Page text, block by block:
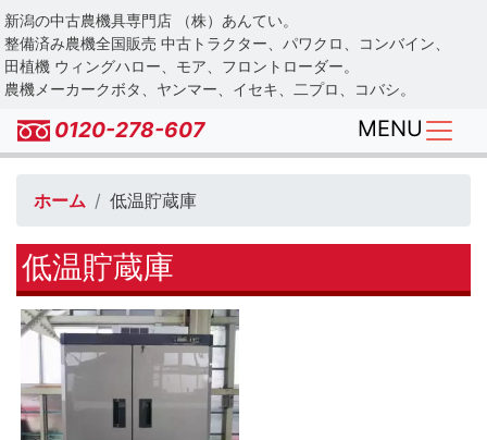
Skip
to
main
content
新潟の中古農機具専門店 （株）あんてい。
整備済み農機全国販売 中古トラクター、パワクロ、コンバイン、
田植機 ウィングハロー、モア、フロントローダー。
農機メーカークボタ、ヤンマー、イセキ、二プロ、コバシ。
0120-278-607 MENU
ホーム 低温貯蔵庫
低温貯蔵庫